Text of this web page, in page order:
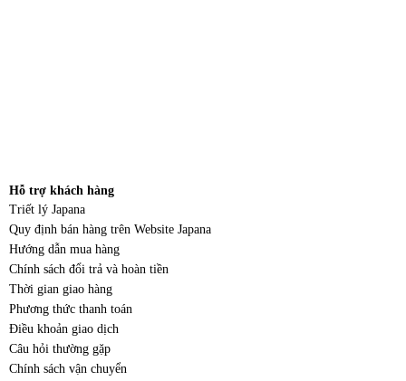
Hỗ trợ khách hàng
Triết lý Japana
Quy định bán hàng trên Website Japana
Hướng dẫn mua hàng
Chính sách đổi trả và hoàn tiền
Thời gian giao hàng
Phương thức thanh toán
Điều khoản giao dịch
Câu hỏi thường gặp
Chính sách vận chuyển